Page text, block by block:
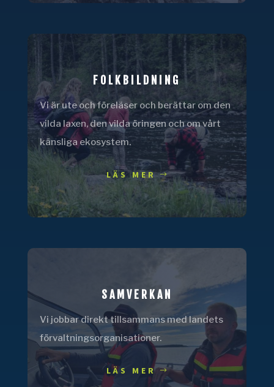
FOLKBILDNING
Vi är ute och föreläser och berättar om den
vilda laxen, den vilda öringen och om vårt
känsliga ekosystem.
LÄS MER
SAMVERKAN
Vi jobbar direkt tillsammans med landets
förvaltningsorganisationer.
LÄS MER